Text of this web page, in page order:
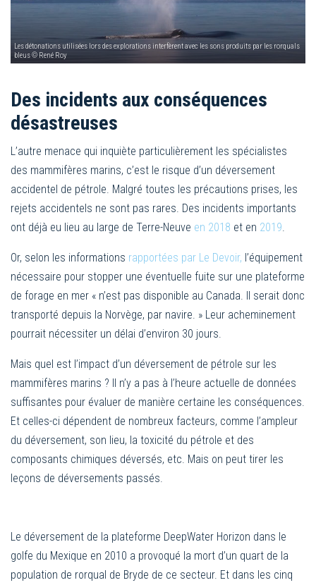
Les détonations utilisées lors des explorations interfèrent avec les sons produits par les rorquals
bleus © René Roy
Des incidents aux conséquences
désastreuses
L’autre menace qui inquiète particulièrement les spécialistes
des mammifères marins, c’est le risque d’un déversement
accidentel de pétrole. Malgré toutes les précautions prises, les
rejets accidentels ne sont pas rares. Des incidents importants
ont déjà eu lieu au large de Terre-Neuve en 2018 et en 2019.
Or, selon les informations rapportées par Le Devoir, l’équipement
nécessaire pour stopper une éventuelle fuite sur une plateforme
de forage en mer « n’est pas disponible au Canada. Il serait donc
transporté depuis la Norvège, par navire. » Leur acheminement
pourrait nécessiter un délai d’environ 30 jours.
Mais quel est l’impact d’un déversement de pétrole sur les
mammifères marins ? Il n’y a pas à l’heure actuelle de données
suffisantes pour évaluer de manière certaine les conséquences.
Et celles-ci dépendent de nombreux facteurs, comme l’ampleur
du déversement, son lieu, la toxicité du pétrole et des
composants chimiques déversés, etc. Mais on peut tirer les
leçons de déversements passés.
Le déversement de la plateforme DeepWater Horizon dans le
golfe du Mexique en 2010 a provoqué la mort d’un quart de la
population de rorqual de Bryde de ce secteur. Et dans les cinq